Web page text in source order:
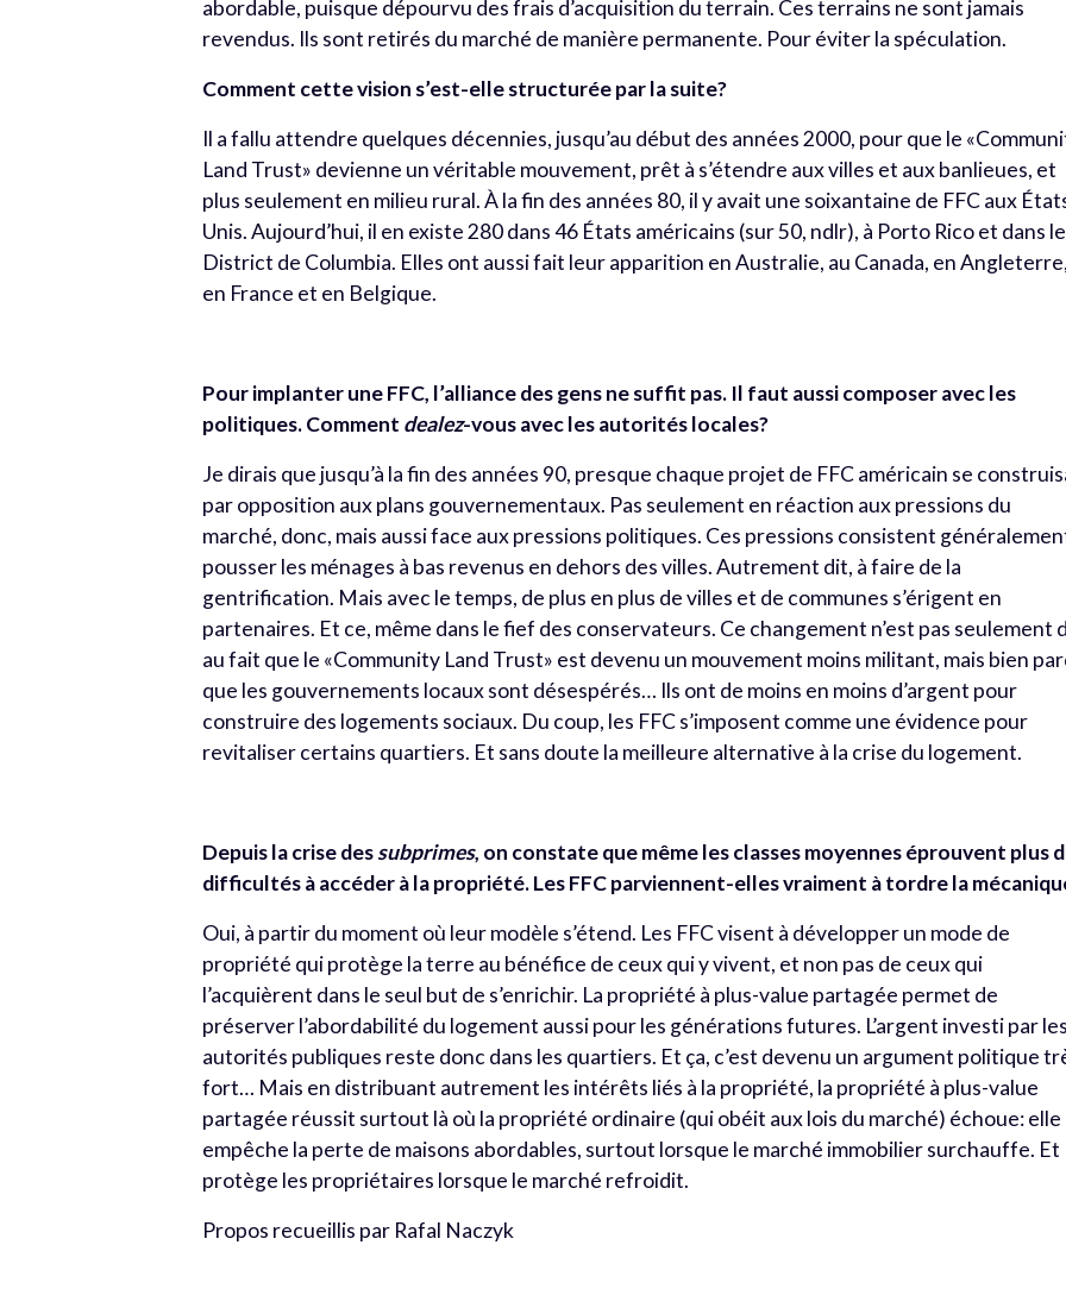
abordable, puisque dépourvu des frais d’acquisition du terrain. Ces terrains ne sont jamais
revendus. Ils sont retirés du marché de manière permanente. Pour éviter la spéculation.
Comment cette vision s’est-elle structurée par la suite?
Il a fallu attendre quelques décennies, jusqu’au début des années 2000, pour que le
Land Trust» devienne un véritable mouvement, prêt à s’étendre aux villes et aux banlieues, et
plus seulement en milieu rural. À la fin des années 80, il y avait une soixantaine de FFC aux
Unis. Aujourd’hui, il en existe 280 dans 46 États américains (sur 50, ndlr), à Porto Rico et dans le
District de Columbia. Elles ont aussi fait leur apparition en Australie, au Canada, en Angleterre,
en France et en Belgique.
Pour implanter une FFC, l’alliance des gens ne suffit pas. Il faut aussi composer avec les
politiques. Comment dealez-vous avec les autorités locales?
Je dirais que jusqu’à la fin des années 90, presque chaque projet de FFC américain se
par opposition aux plans gouvernementaux. Pas seulement en réaction aux pressions du
marché, donc, mais aussi face aux pressions politiques. Ces pressions consistent
pousser les ménages à bas revenus en dehors des villes. Autrement dit, à faire de la
gentrification. Mais avec le temps, de plus en plus de villes et de communes s’érigent en
partenaires. Et ce, même dans le fief des conservateurs. Ce changement n’est pas seulement
au fait que le «Community Land Trust» est devenu un mouvement moins militant, mais bien
que les gouvernements locaux sont désespérés… Ils ont de moins en moins d’argent pour
construire des logements sociaux. Du coup, les FFC s’imposent comme une évidence pour
revitaliser certains quartiers. Et sans doute la meilleure alternative à la crise du logement.
Depuis la crise dessubprimes, on constate que même les classes moyennes éprouvent plus
difficultés à accéder à la propriété. Les FFC parviennent-elles vraiment à tordre la
Oui, à partir du moment où leur modèle s’étend. Les FFC visent à développer un mode de
propriété qui protège la terre au bénéfice de ceux qui y vivent, et non pas de ceux qui
l’acquièrent dans le seul but de s’enrichir. La propriété à plus-value partagée permet de
préserver l’abordabilité du logement aussi pour les générations futures. L’argent investi par les
autorités publiques reste donc dans les quartiers. Et ça, c’est devenu un argument politique
fort… Mais en distribuant autrement les intérêts liés à la propriété, la propriété à plus-value
partagée réussit surtout là où la propriété ordinaire (qui obéit aux lois du marché) échoue: elle
empêche la perte de maisons abordables, surtout lorsque le marché immobilier surchauffe. Et
protège les propriétaires lorsque le marché refroidit.
Propos recueillis par Rafal Naczyk